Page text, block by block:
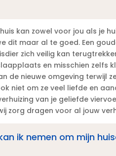
kan zowel voor jou als je
dit maar al te goed.​ Een
zich veilig kan
en misschien zelfs
de nieuwe omgeving terwijl
niet om ze veel liefde en
van je geliefde
zorg dragen voor al jouw
ik nemen om mijn